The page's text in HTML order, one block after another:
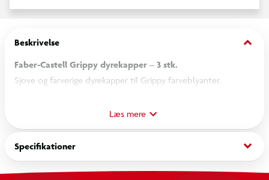
Beskrivelse keyboard_arrow_down
Faber-Castell Grippy dyrekapper – 3 stk.
Sjove og farverige dyrekapper til Grippy farveblyanter.
form og beskytter den bløde stift både hjemme og på farten.
Kapperne gør det nemt at opbevare blyanterne i penalhuset
uden mærker og kan samtidig bruges som blyantforlænger, så
små blyantsstubbe stadig er behagelige at holde på.
Læs mere
Specifikationer keyboard_arrow_down